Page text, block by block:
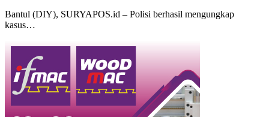
Bantul (DIY), SURYAPOS.id – Polisi berhasil mengungkap
kasus…